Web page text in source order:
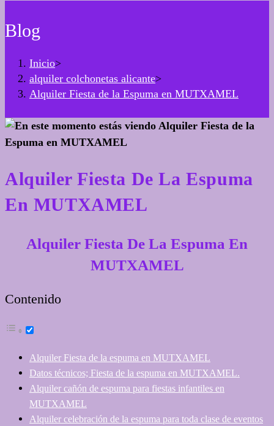
Blog
Inicio>
alquiler colchonetas alicante>
Alquiler Fiesta de la Espuma en MUTXAMEL
Alquiler Fiesta De La Espuma
En MUTXAMEL
Alquiler Fiesta De La Espuma En
MUTXAMEL
Contenido
Alquiler Fiesta de la espuma en MUTXAMEL
Datos técnicos; Fiesta de la espuma en MUTXAMEL.
Alquiler cañón de espuma para fiestas infantiles en
MUTXAMEL
Alquiler celebración de la espuma para toda clase de eventos